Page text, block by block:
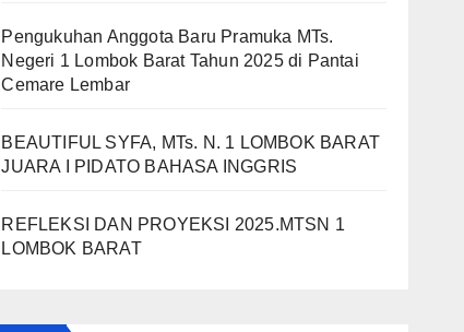
Pengukuhan Anggota Baru Pramuka MTs.
Negeri 1 Lombok Barat Tahun 2025 di Pantai
Cemare Lembar
BEAUTIFUL SYFA, MTs. N. 1 LOMBOK BARAT
JUARA I PIDATO BAHASA INGGRIS
REFLEKSI DAN PROYEKSI 2025.MTSN 1
LOMBOK BARAT